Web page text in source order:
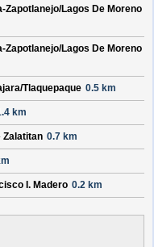
Zapotlanejo/Lagos De Moreno
Zapotlanejo/Lagos De Moreno
Tlaquepaque 0.5 km
km
Zalatitan 0.7 km
I. Madero 0.2 km